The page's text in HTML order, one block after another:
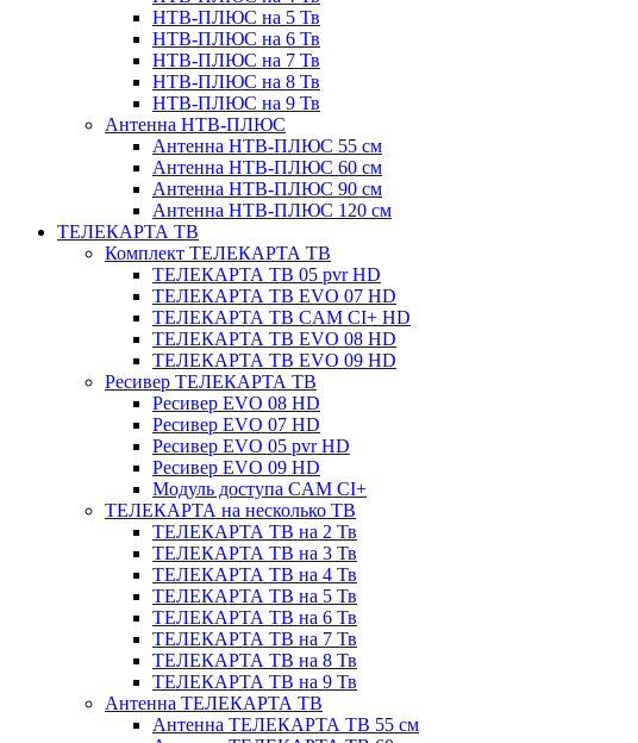
НТВ-ПЛЮС на 5 Тв
НТВ-ПЛЮС на 6 Тв
НТВ-ПЛЮС на 7 Тв
НТВ-ПЛЮС на 8 Тв
НТВ-ПЛЮС на 9 Тв
Антенна НТВ-ПЛЮС
Антенна НТВ-ПЛЮС 55 см
Антенна НТВ-ПЛЮС 60 см
Антенна НТВ-ПЛЮС 90 см
Антенна НТВ-ПЛЮС 120 см
ТЕЛЕКАРТА ТВ
Комплект ТЕЛЕКАРТА ТВ
ТЕЛЕКАРТА ТВ 05 pvr HD
ТЕЛЕКАРТА ТВ EVO 07 HD
ТЕЛЕКАРТА ТВ CAM CI+ HD
ТЕЛЕКАРТА ТВ EVO 08 HD
ТЕЛЕКАРТА ТВ EVO 09 HD
Ресивер ТЕЛЕКАРТА ТВ
Ресивер EVO 08 HD
Ресивер EVO 07 HD
Ресивер EVO 05 pvr HD
Ресивер EVO 09 HD
Модуль доступа CAM CI+
ТЕЛЕКАРТА на несколько ТВ
ТЕЛЕКАРТА ТВ на 2 Тв
ТЕЛЕКАРТА ТВ на 3 Тв
ТЕЛЕКАРТА ТВ на 4 Тв
ТЕЛЕКАРТА ТВ на 5 Тв
ТЕЛЕКАРТА ТВ на 6 Тв
ТЕЛЕКАРТА ТВ на 7 Тв
ТЕЛЕКАРТА ТВ на 8 Тв
ТЕЛЕКАРТА ТВ на 9 Тв
Антенна ТЕЛЕКАРТА ТВ
Антенна ТЕЛЕКАРТА ТВ 55 см